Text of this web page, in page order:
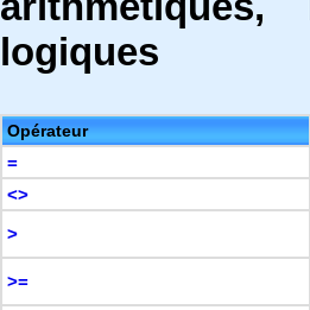
logiques
Opérateur
=
<>
>
>=